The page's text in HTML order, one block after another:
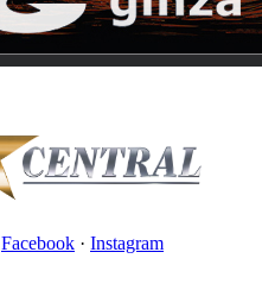
Facebook · Instagram